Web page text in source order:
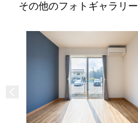
その他のフォトギャラリー